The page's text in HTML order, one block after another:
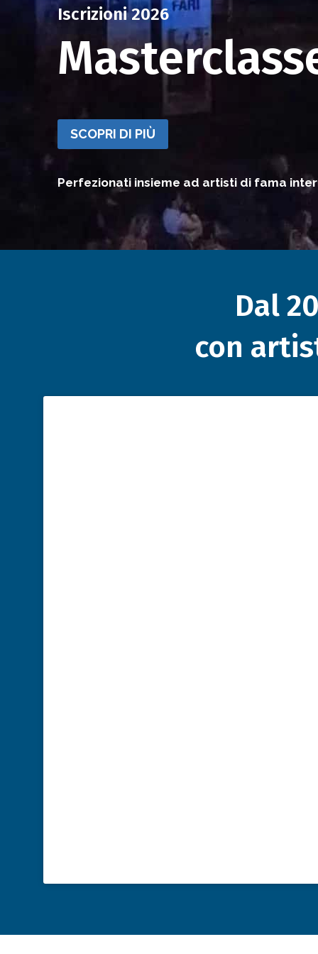
Iscrizioni 2026
SCOPRI DI PIÙ
Perfezionati insieme ad artisti di fama
Dal
con